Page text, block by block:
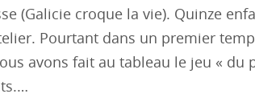
(Galicie croque la vie). Quinze
Pourtant dans un premier
avons fait au tableau le jeu « du